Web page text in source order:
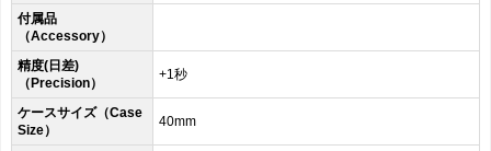
付属品
（Accessory）
精度(日差)
（Precision）
+1秒
ケースサイズ（Case
Size）
40mm